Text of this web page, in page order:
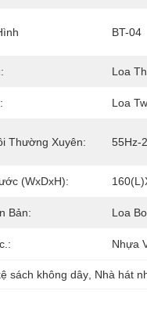
BT-04
Loa
Loa
Thường Xuyên: 55Hz-
(WxDxH):
Bản: Loa
Nhựa
sách không dây Nhà hát